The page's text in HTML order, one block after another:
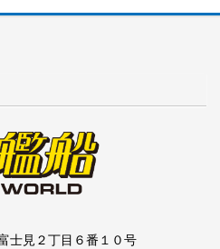
士見２丁目６番１０号